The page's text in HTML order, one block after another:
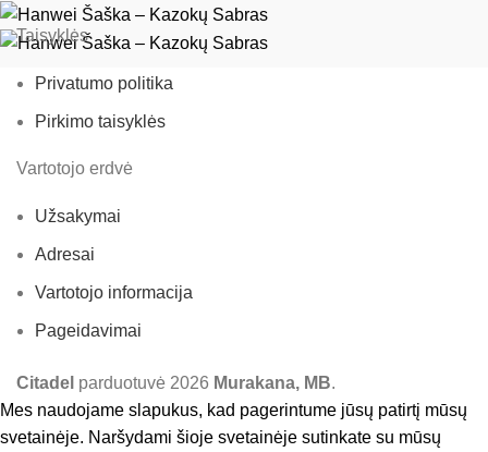
Taisyklės
Privatumo politika
Pirkimo taisyklės
Vartotojo erdvė
Užsakymai
Adresai
Vartotojo informacija
Pageidavimai
Citadel parduotuvė 2026 Murakana, MB.
Mes naudojame slapukus, kad pagerintume jūsų patirtį mūsų
svetainėje. Naršydami šioje svetainėje sutinkate su mūsų